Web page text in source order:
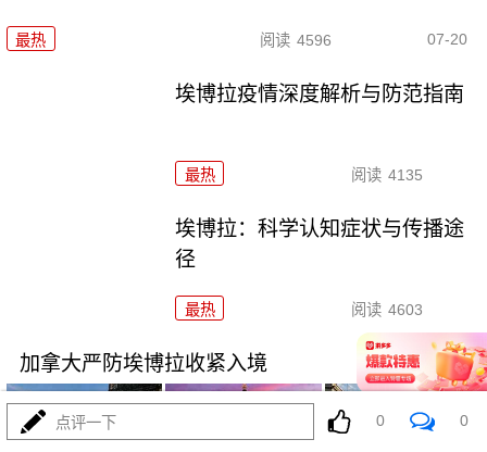
最热 阅读 4596 07-20
埃博拉疫情深度解析与防范指南
最热 阅读 4135
埃博拉：科学认知症状与传播途
径
最热 阅读 4603
加拿大严防埃博拉收紧入境
点评一下 0 0